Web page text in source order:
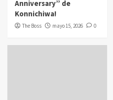
Anniversary” de
Konnichiwa!
The Boss mayo 15, 2026 0